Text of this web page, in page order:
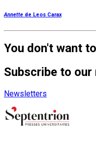
Annette de Leos Carax
You don't want
Subscribe to
Newsletters